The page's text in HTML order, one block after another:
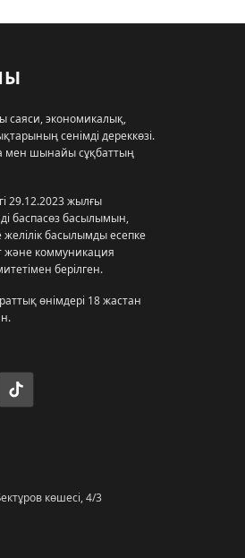
саяси, экономикалық,
сенімді дереккөзі.
мен шынайы сұқбаттың
29.12.2023 жылғы
баспасөз басылымын,
желілік басылымды есепке
және коммуникация
берілген.
өнімдері 18 жастан
көшесі, 4/3